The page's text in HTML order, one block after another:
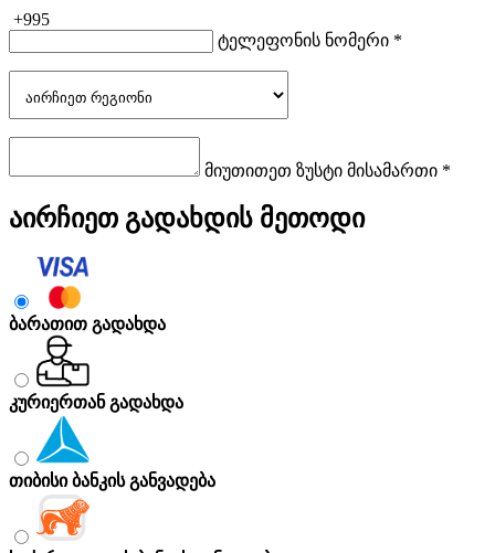
+995
ტელეფონის ნომერი *
მიუთითეთ ზუსტი მისამართი *
აირჩიეთ გადახდის მეთოდი
ბარათით გადახდა
კურიერთან გადახდა
თიბისი ბანკის განვადება